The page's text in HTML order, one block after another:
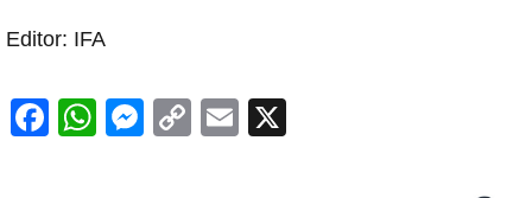
Editor: IFA
F
W
M
C
E